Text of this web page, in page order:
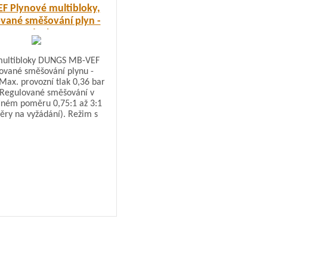
Plynové multibloky,
směšování plyn -
vzduch
DUNGS MB-VEF
směšování plynu -
provozní tlak 0,36 bar
směšování v
poměru 0,75:1 až 3:1
na vyžádání). Režim s